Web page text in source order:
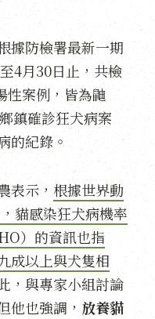
據防檢署最新一期
4月30日止，共檢
性案例，皆為鼬
鎮確診狂犬病案
的紀錄。
表示， 根據世界動
貓感染狂犬病機率
）的資訊也指
成以上與犬隻相
，與專家小組討論
他也強調， 放養貓